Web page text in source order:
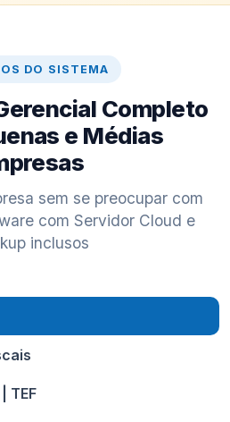
DO SISTEMA
Completo
e Médias
sem se preocupar com
com Servidor Cloud e
inclusos
TEF